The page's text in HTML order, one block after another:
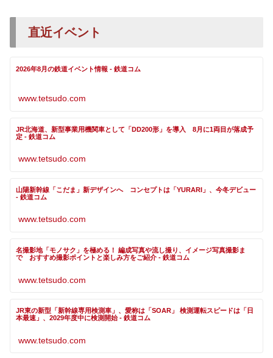
直近イベント
2026年8月の鉄道イベント情報 - 鉄道コム
www.tetsudo.com
JR北海道、新型事業用機関車として「DD200形」を導入 8月に1両目が落成予
定 - 鉄道コム
www.tetsudo.com
山陽新幹線「こだま」新デザインへ コンセプトは「YURARI」、今冬デビュー
- 鉄道コム
www.tetsudo.com
名撮影地「モノサク」を極める！ 編成写真や流し撮り、イメージ写真撮影ま
で おすすめ撮影ポイントと楽しみ方をご紹介 - 鉄道コム
www.tetsudo.com
JR東の新型「新幹線専用検測車」、愛称は「SOAR」 検測運転スピードは「日
本最速」、2029年度中に検測開始 - 鉄道コム
www.tetsudo.com